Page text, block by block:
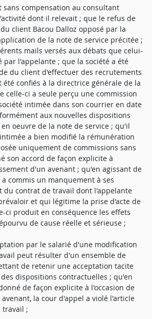
compensation au consultant
dont il relevait ; que le refus de
client Bacou Dalloz opposé par la
de la note de service précitée ;
mails versés aux débats que celui-
par l'appelante ; que la société a été
du client d'effectuer des recrutements
été confiés à la directrice générale de la
celle-ci a seule perçu une commission
intimée dans son courrier en date
aux nouvelles dispositions
oeuvre de la note de service ; qu'il
a bien modifié la rémunération
uniquement de commissions sans
son accord de façon explicite à
d'un avenant ; qu'en agissant de
commis un manquement à ses
du contrat de travail dont l'appelante
et qui légitime la prise d'acte de
ci produit en conséquence les effets
de cause réelle et sérieuse ;
par le salarié d'une modification
peut résulter d'un ensemble de
de retenir une acceptation tacite
dispositions contractuelles ; qu'en
de façon explicite à l'occasion de
la cour d'appel a violé l'article
travail ;